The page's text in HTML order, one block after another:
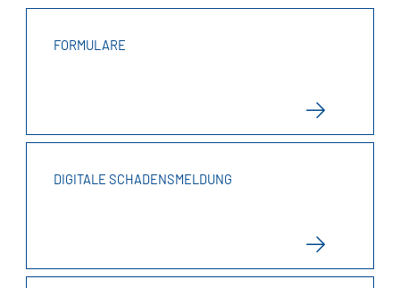
FORMULARE
DIGITALE SCHADENSMELDUNG